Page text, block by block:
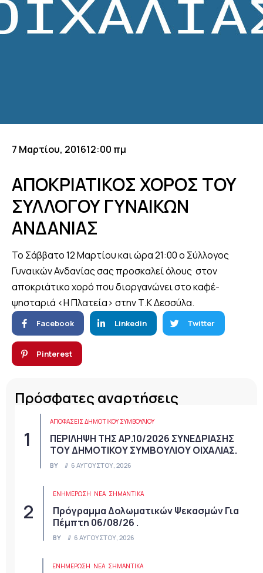
7 Μαρτίου, 201612:00 πμ
ΑΠΟΚΡΙΑΤΙΚΟΣ ΧΟΡΟΣ ΤΟΥ
ΣΥΛΛΟΓΟΥ ΓΥΝΑΙΚΩΝ
ΑΝΔΑΝΙΑΣ
Το Σάββατο 12 Μαρτίου και ώρα 21:00 ο Σύλλογος
Γυναικών Ανδανίας σας προσκαλεί όλους στον
αποκριάτικο χορό που διοργανώνει στο καφέ-
ψησταριά <Η Πλατεία> στην Τ.Κ Δεσσύλα.
Facebook Linkedin Twitter
Pinterest
Πρόσφατες αναρτήσεις
ΑΠΟΦΆΣΕΙΣ ΔΗΜΟΤΙΚΟΎ ΣΥΜΒΟΥΛΊΟΥ
ΠΕΡΙΛΗΨΗ ΤΗΣ ΑΡ.10/2026 ΣΥΝΕΔΡΙΑΣΗΣ
ΤΟΥ ΔΗΜΟΤΙΚΟΥ ΣΥΜΒΟΥΛΙΟΥ ΟΙΧΑΛΙΑΣ.
BY 6 ΑΥΓΟΎΣΤΟΥ, 2026
ΕΝΗΜΕΡΩΣΗ ΝΈΑ ΣΗΜΑΝΤΙΚΆ
Πρόγραμμα Δολωματικών Ψεκασμών Για
Πέμπτη 06/08/26 .
BY 6 ΑΥΓΟΎΣΤΟΥ, 2026
ΕΝΗΜΕΡΩΣΗ ΝΈΑ ΣΗΜΑΝΤΙΚΆ